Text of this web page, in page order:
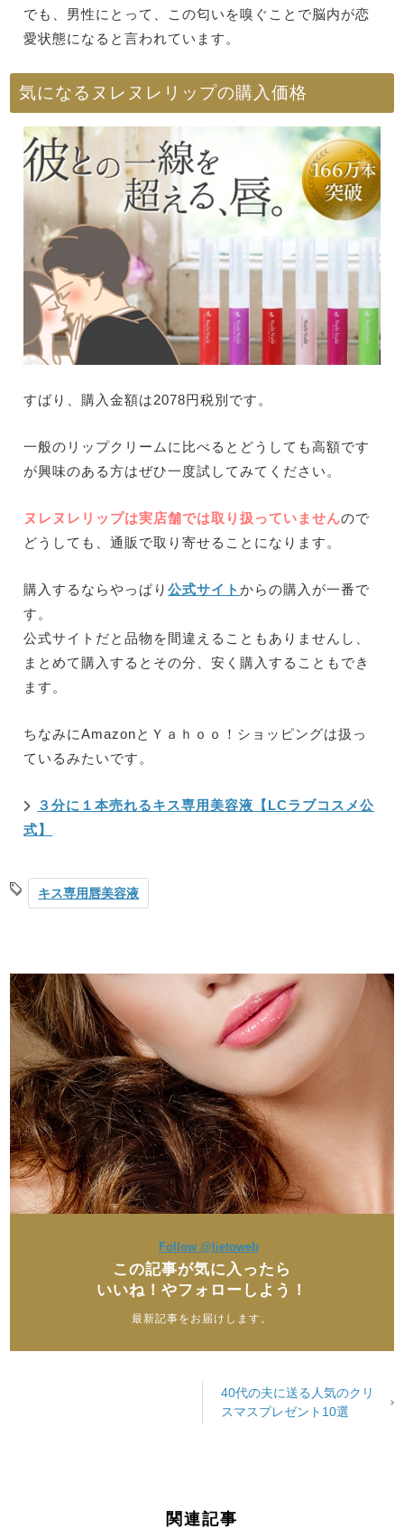
でも、男性にとって、この匂いを嗅ぐことで脳内が恋
愛状態になると言われています。
気になるヌレヌレリップの購入価格
すばり、購入金額は2078円税別です。
一般のリップクリームに比べるとどうしても高額です
が興味のある方はぜひ一度試してみてください。
ヌレヌレリップは実店舗では取り扱っていませんので
どうしても、通販で取り寄せることになります。
購入するならやっぱり公式サイトからの購入が一番で
す。
公式サイトだと品物を間違えることもありませんし、
まとめて購入するとその分、安く購入することもでき
ます。
ちなみにAmazonとＹａｈｏｏ！ショッピングは扱っ
ているみたいです。
３分に１本売れるキス専用美容液【LCラブコスメ公
式】
キス専用唇美容液
Follow @lietoweb
この記事が気に入ったら
いいね！やフォローしよう！
最新記事をお届けします。
40代の夫に送る人気のクリ
スマスプレゼント10選
関連記事